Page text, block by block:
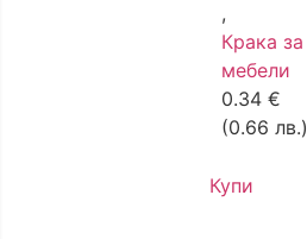
,
Крака за
мебели
0.34 €
(0.66 лв.)
Купи